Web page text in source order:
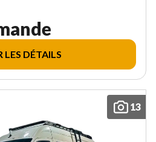
LES DÉTAILS
13